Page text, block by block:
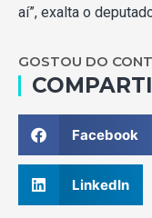
aí”, exalta o
GOSTOU DO
Facebook
LinkedIn